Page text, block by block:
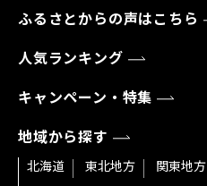
ふるさとからの声はこちら
人気ランキング
キャンペーン・特集
地域から探す
北海道 東北地方 関東地方